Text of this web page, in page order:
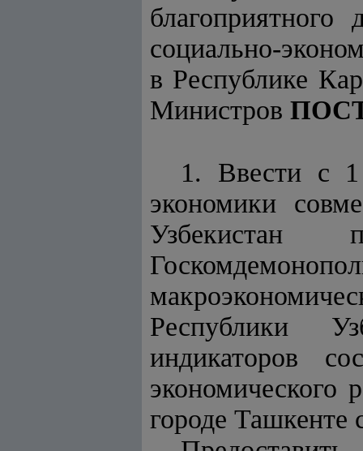
благоприятного
социально-
в Республике
Министров
1. Ввести с 1
экономики
Узбекистан
Республики
индикаторов
экономического
городе Ташкенте